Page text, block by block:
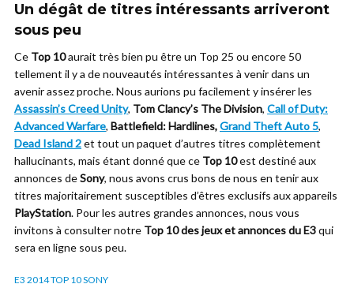
Un dégât de titres intéressants arriveront
sous peu
Ce Top 10aurait très bien pu être un Top 25 ou encore 50
tellement il y a de nouveautés intéressantes à venir dans un
avenir assez proche. Nous aurions pu facilement y insérer les
Assassin’s Creed Unity, Tom Clancy’s The Division, Call of Duty:
Advanced Warfare, Battlefield: Hardlines,Grand Theft Auto 5,
Dead Island 2et tout un paquet d’autres titres complètement
hallucinants, mais étant donné que ce Top 10est destiné aux
annonces deSony, nous avons crus bons de nous en tenir aux
titres majoritairement susceptibles d’êtres exclusifs aux appareils
PlayStation. Pour les autres grandes annonces, nous vous
invitons à consulter notre Top 10 des jeux et annonces du E3qui
sera en ligne sous peu.
E3 2014 TOP 10 SONY